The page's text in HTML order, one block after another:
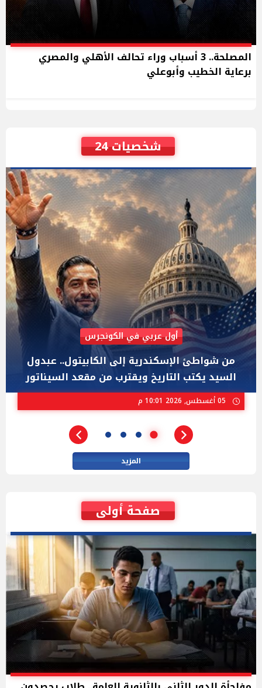
المصلحة.. 3 أسباب وراء تحالف الأهلي والمصري
برعاية الخطيب وأبوعلي
شخصيات 24
AIPAC رصدت 30 مليون دولار لإضعافه
"عبد الرحمن السيد" المصري الذى يواجه "هايلي
ستيفنز" وإيباك الاسرائيلية بإنتخابات ميشيجان
المزيد
صفحة أولى